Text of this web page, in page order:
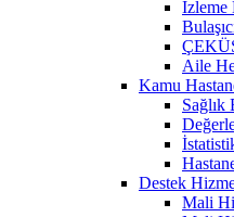
İzleme
Aile
Kamu
Sağlık
Destek
Mali